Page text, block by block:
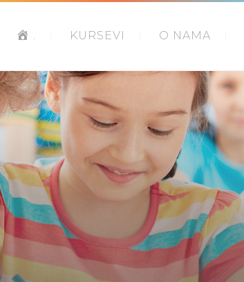
. KURSEVI O NAMA